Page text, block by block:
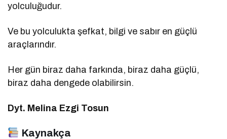
yolculuğudur.
Ve bu yolculukta şefkat, bilgi ve sabır en güçlü
araçlarındır.
Her gün biraz daha farkında, biraz daha güçlü,
biraz daha dengede olabilirsin.
Dyt. Melina Ezgi Tosun
Kaynakça